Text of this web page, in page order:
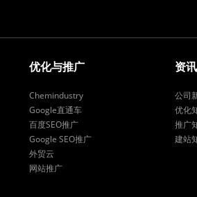
优化与推广
Chemindustry
Google直通车
百度SEO推广
Google SEO推广
外贸云
网站推广
资
公司
优化
推广
建站